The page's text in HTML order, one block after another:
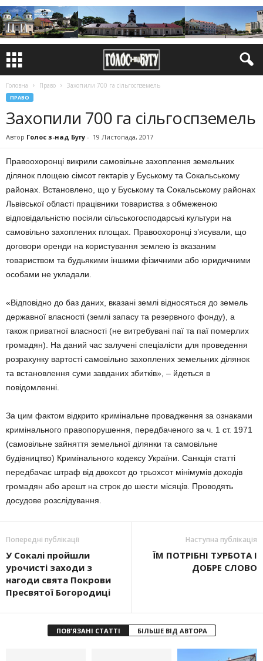
Головна Право Захопили 700 га сільгоспземель
ПРАВО
Захопили 700 га сільгоспземель
Автор Голос з-над Бугу - 19 Листопада, 2017
Правоохоронці викрили самовільне захоплення земельних
ділянок площею сімсот гектарів у Буському та Сокальському
районах. Встановлено, що у Буському та Сокальському районах
Львівської області працівники товариства з обмеженою
відповідальністю посіяли сільськогосподарські культури на
самовільно захоплених площах. Правоохоронці з’ясували, що
договори оренди на користування землею із вказаним
товариством та будьякими іншими фізичними або юридичними
особами не укладали.
«Відповідно до баз даних, вказані землі відносяться до земель
державної власності (землі запасу та резервного фонду), а
також приватної власності (не витребувані паї та паї померлих
громадян). На даний час залучені спеціалісти для проведення
розрахунку вартості самовільно захоплених земельних ділянок
та встановлення суми завданих збитків», – йдеться в
повідомленні.
За цим фактом відкрито кримінальне провадження за ознаками
кримінального правопорушення, передбаченого за ч. 1 ст. 1971
(самовільне зайняття земельної ділянки та самовільне
будівництво) Кримінального кодексу України. Санкція статті
передбачає штраф від двохсот до трьохсот мінімумів доходів
громадян або арешт на строк до шести місяців. Проводять
досудове розслідування.
Попередні публікації
У Сокалі пройшли
урочисті заходи з
нагоди свята Покрови
Пресвятої Богородиці
Наступна публікація
ЇМ ПОТРІБНІ ТУРБОТА І
ДОБРЕ СЛОВО
ПОВ'ЯЗАНІ СТАТТІ БІЛЬШЕ ВІД АВТОРА